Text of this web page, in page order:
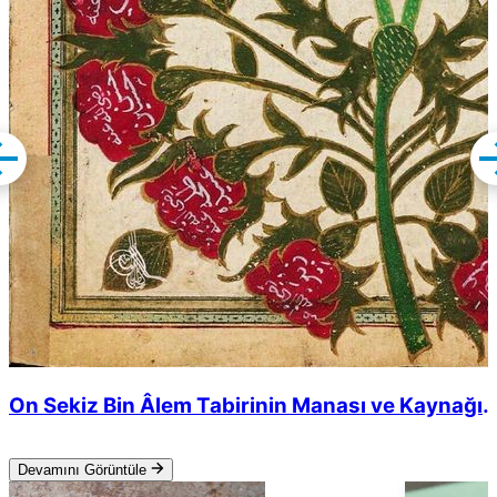
On Sekiz Bin Âlem Tabirinin Manası ve Kaynağı
Devamını Görüntüle